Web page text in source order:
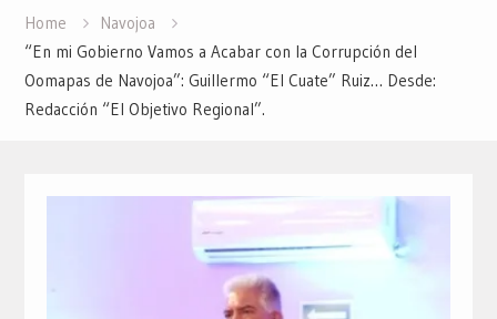
Home
Navojoa
“En mi Gobierno Vamos a Acabar con la Corrupción del
Oomapas de Navojoa”: Guillermo “El Cuate” Ruiz… Desde:
Redacción “El Objetivo Regional”.